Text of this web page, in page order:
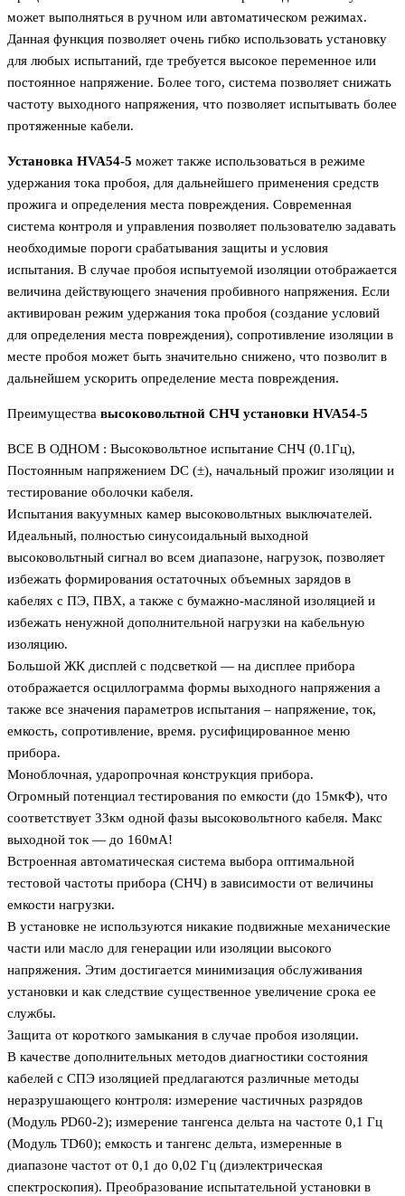
может выполняться в ручном или автоматическом режимах.
Данная функция позволяет очень гибко использовать установку
для любых испытаний, где требуется высокое переменное или
постоянное напряжение. Более того, система позволяет снижать
частоту выходного напряжения, что позволяет испытывать более
протяженные кабели.
Установка HVA54-5 может также использоваться в режиме
удержания тока пробоя, для дальнейшего применения средств
прожига и определения места повреждения. Современная
система контроля и управления позволяет пользователю задавать
необходимые пороги срабатывания защиты и условия
испытания. В случае пробоя испытуемой изоляции отображается
величина действующего значения пробивного напряжения. Если
активирован режим удержания тока пробоя (создание условий
для определения места повреждения), сопротивление изоляции в
месте пробоя может быть значительно снижено, что позволит в
дальнейшем ускорить определение места повреждения.
Преимущества высоковольтной СНЧ установки HVA54-5
ВСЕ В ОДНОМ : Высоковольтное испытание СНЧ (0.1Гц),
Постоянным напряжением DC (±), начальный прожиг изоляции и
тестирование оболочки кабеля.
Испытания вакуумных камер высоковольтных выключателей.
Идеальный, полностью синусоидальный выходной
высоковольтный сигнал во всем диапазоне, нагрузок, позволяет
избежать формирования остаточных объемных зарядов в
кабелях с ПЭ, ПВХ, а также с бумажно-масляной изоляцией и
избежать ненужной дополнительной нагрузки на кабельную
изоляцию.
Большой ЖК дисплей с подсветкой — на дисплее прибора
отображается осциллограмма формы выходного напряжения а
также все значения параметров испытания – напряжение, ток,
емкость, сопротивление, время. русифицированное меню
прибора.
Моноблочная, ударопрочная конструкция прибора.
Огромный потенциал тестирования по емкости (до 15мкФ), что
соответствует 33км одной фазы высоковольтного кабеля. Макс
выходной ток — до 160мА!
Встроенная автоматическая система выбора оптимальной
тестовой частоты прибора (СНЧ) в зависимости от величины
емкости нагрузки.
В установке не используются никакие подвижные механические
части или масло для генерации или изоляции высокого
напряжения. Этим достигается минимизация обслуживания
установки и как следствие существенное увеличение срока ее
службы.
Защита от короткого замыкания в случае пробоя изоляции.
В качестве дополнительных методов диагностики состояния
кабелей с СПЭ изоляцией предлагаются различные методы
неразрушающего контроля: измерение частичных разрядов
(Модуль PD60-2); измерение тангенса дельта на частоте 0,1 Гц
(Модуль TD60); емкость и тангенс дельта, измеренные в
диапазоне частот от 0,1 до 0,02 Гц (диэлектрическая
спектроскопия). Преобразование испытательной установки в